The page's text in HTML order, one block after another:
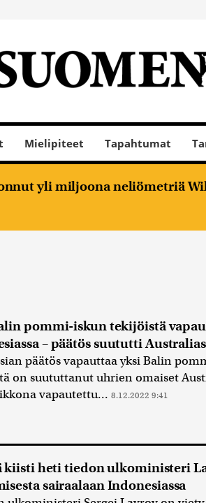
Mielipiteet Tapahtumat
yli miljoona neliömetriä
pommi-iskun tekijöistä
– päätös suututti
päätös vapauttaa yksi Balin
on suututtanut uhrien omaiset
vapautettu... 8.12.2022 9:41
kiisti heti tiedon ulkoministeri
sairaalaan Indonesiassa